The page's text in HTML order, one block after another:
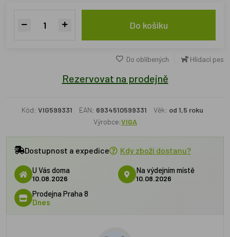
Do košíku
Do oblíbených Hlídací pes
Rezervovat na prodejně
Kód: VIG599331 EAN: 6934510599331 Věk: od 1,5 roku
Výrobce:VIGA
Dostupnost a expedice Kdy zboží dostanu?
U Vás doma
10.08.2026
Na výdejním místě
10.08.2026
Prodejna Praha 8
Dnes